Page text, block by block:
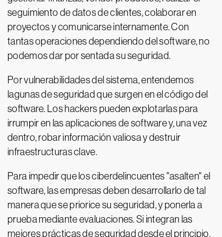
seguimiento de datos de clientes, colaborar en
proyectos y comunicarse internamente. Con
tantas operaciones dependiendo del software, no
podemos dar por sentada su seguridad.
Por vulnerabilidades del sistema, entendemos
lagunas de seguridad que surgen en el código del
software. Los hackers pueden explotarlas para
irrumpir en las aplicaciones de software y, una vez
dentro, robar información valiosa y destruir
infraestructuras clave.
Para impedir que los ciberdelincuentes "asalten" el
software, las empresas deben desarrollarlo de tal
manera que se priorice su seguridad, y ponerla a
prueba mediante evaluaciones. Si integran las
mejores prácticas de seguridad desde el principio,